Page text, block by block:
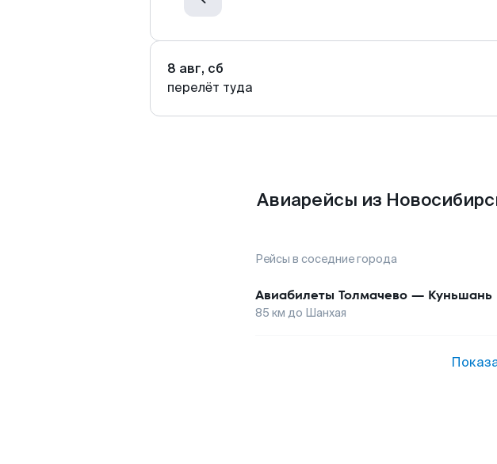
8 авг, сб
перелёт туда
Авиарейсы из
Рейсы в соседние города
Авиабилеты Толмачево — Куньшань
85 км до Шанхая